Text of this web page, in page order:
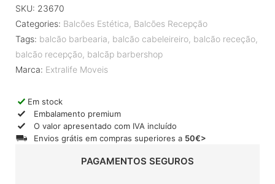
SKU: 23670
Categories: Balcões Estética, Balcões Recepção
Tags: balcão barbearia, balcão cabeleireiro, balcão receção,
balcão recepção, balcãp barbershop
Marca: Extralife Moveis
Em stock
Embalamento premium
O valor apresentado com IVA incluído
Envios grátis em compras superiores a 50€>
PAGAMENTOS SEGUROS